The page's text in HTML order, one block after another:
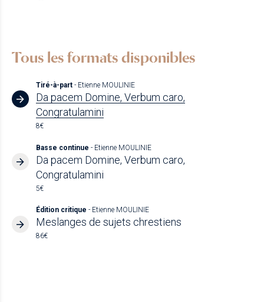
Tous les formats disponibles
Tiré-à-part - Etienne MOULINIE
Da pacem Domine, Verbum caro,
Congratulamini
8€
Basse continue - Etienne MOULINIE
Da pacem Domine, Verbum caro,
Congratulamini
5€
Édition critique - Etienne MOULINIE
Meslanges de sujets chrestiens
86€